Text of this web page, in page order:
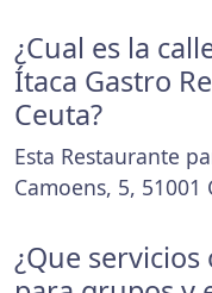
¿Cual es la
Ítaca Gastro
Ceuta?
Esta Restaurante
Camoens, 5, 51001
¿Que